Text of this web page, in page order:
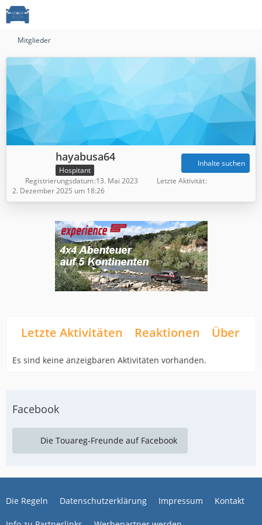
Mitglieder
hayabusa64
Hospitant
Inhalte suchen
Registrierungsdatum 13. Mai 2023
Letzte Aktivität
2. Dezember 2025 um 18:26
Letzte Aktivitäten Reaktionen Über
Es sind keine anzeigbaren Aktivitäten vorhanden.
Facebook
Die Touareg-Freunde auf Facebook
Die Regeln Datenschutzerklärung Impressum Kontakt